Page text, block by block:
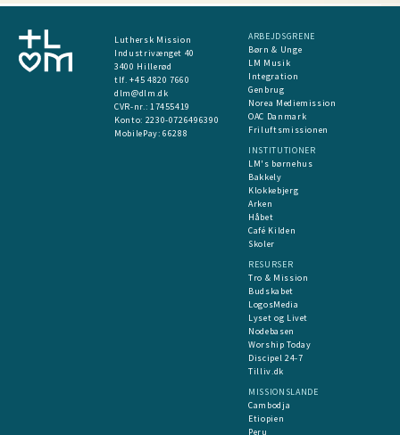
Luthersk Mission
Industrivænget 40
3400 Hillerød
tlf. +45 4820 7660
dlm@dlm.dk
CVR-nr.: 17455419
​Konto: 2230-0726496390
MobilePay:66288
ARBEJDSGRENE
Børn & Unge
LM Musik
Integration
Genbrug
Norea Mediemission
OAC Danmark
Friluftsmissionen
INSTITUTIONER
LM's børnehus
Bakkely
Klokkebjerg
Arken
Håbet
Café Kilden
Skoler
RESURSER
Tro & Mission
Budskabet
LogosMedia
Lyset og Livet
Nodebasen
Worship Today
Discipel 24-7
Tilliv.dk
MISSIONSLANDE
Cambodja
Etiopien
Peru